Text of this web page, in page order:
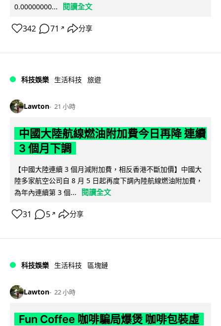
0.00000000...
閱讀全文
342 71 ↗ 分享
科技娛樂 生活科技 旅遊
Lawton 21 小時
中國大陸航線燃油附加費今日再降 連續
3 個月下調
【中國大陸連續 3 個月減附加費，相反香港不斷加價】中國大
陸多家航空公司自 8 月 5 日起再度下調內陸航線燃油附加費，
為年內連續第 3 個...
閱讀全文
31 5 ↗ 分享
科技娛樂 生活科技 區塊鏈
Lawton 22 小時
Fun Coffee 咖啡騙局爆煲 咖啡包裝虛